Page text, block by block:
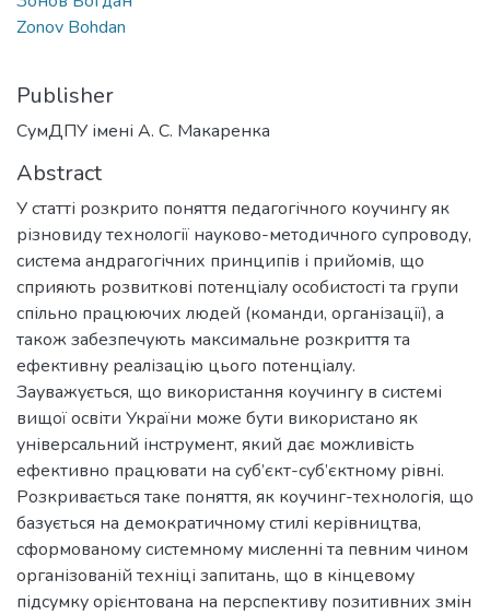
Zonov Bohdan
Publisher
СумДПУ імені А. С. Макаренка
Abstract
У статті розкрито поняття педагогічного коучингу як
різновиду технології науково-методичного супроводу,
система андрагогічних принципів і прийомів, що
сприяють розвиткові потенціалу особистості та групи
спільно працюючих людей (команди, організації), а
також забезпечують максимальне розкриття та
ефективну реалізацію цього потенціалу.
Зауважується, що використання коучингу в системі
вищої освіти України може бути використано як
універсальний інструмент, який дає можливість
ефективно працювати на суб’єкт-суб’єктному рівні.
Розкривається таке поняття, як коучинг-технологія, що
базується на демократичному стилі керівництва,
сформованому системному мисленні та певним чином
організованій техніці запитань, що в кінцевому
підсумку орієнтована на перспективу позитивних змін